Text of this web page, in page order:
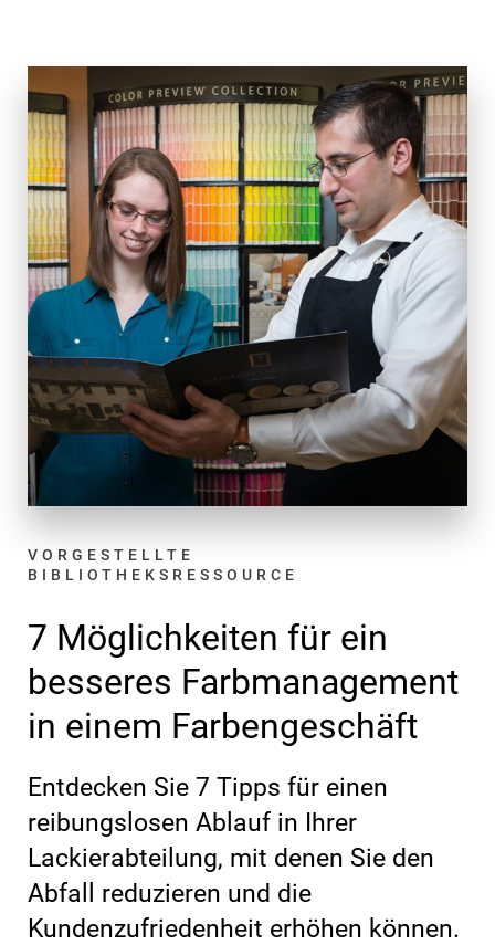
VORGESTELLTE
BIBLIOTHEKSRESSOURCE
7 Möglichkeiten für ein
besseres Farbmanagement
in einem Farbengeschäft
Entdecken Sie 7 Tipps für einen
reibungslosen Ablauf in Ihrer
Lackierabteilung, mit denen Sie den
Abfall reduzieren und die
Kundenzufriedenheit erhöhen können.